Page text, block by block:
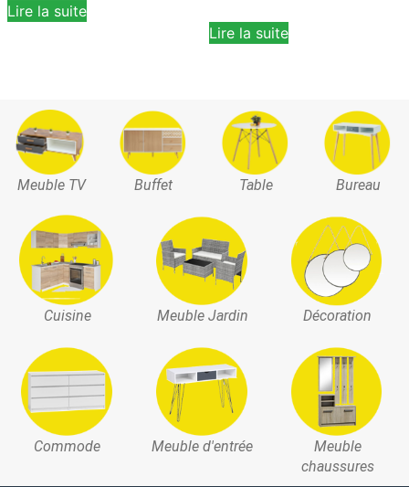
Lire la suite
Lire la suite
Meuble TV Buffet Table Bureau
Cuisine Meuble Jardin Décoration
Commode Meuble d'entrée
Meuble
chaussures